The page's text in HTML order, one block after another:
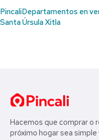
PincaliDepartamentos en
Santa Úrsula Xitla
Hacemos que comprar o
próximo hogar sea simple